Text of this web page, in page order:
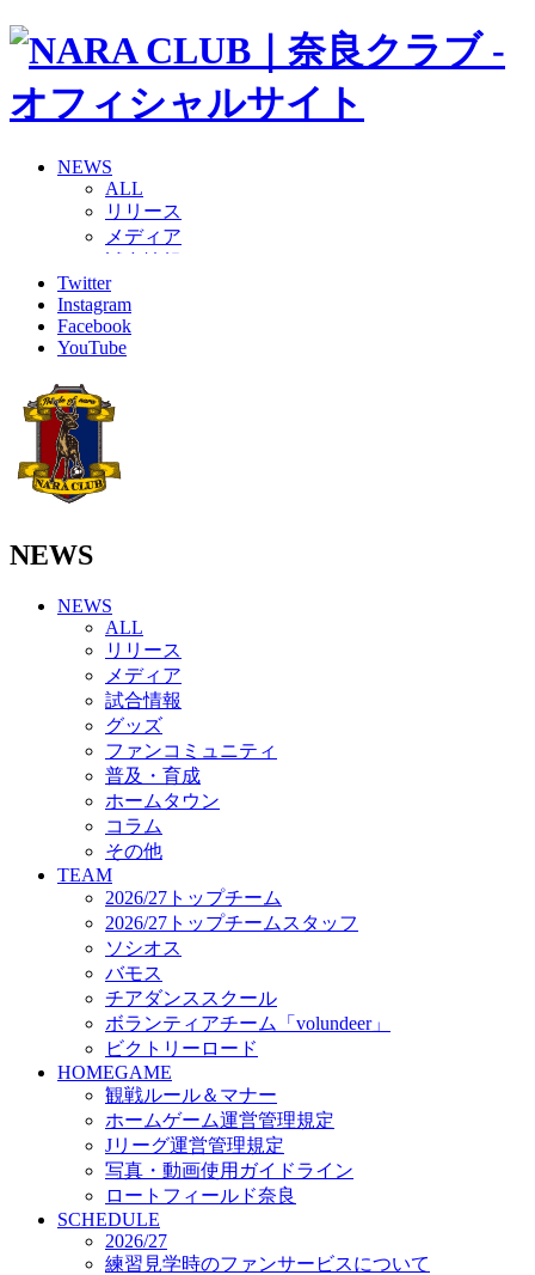
NEWS
ALL
リリース
メディア
グッズ
ファンコミュニティ
普及・育成
ホームタウン
その他
TEAM
2026/27トップチーム
2026/27トップチームスタッフ
ビクトリーロード
HOMEGAME
観戦ルール＆マナー
ホームゲーム運営管理規定
Jリーグ運営管理規定
写真・動画使用ガイドライン
ロートフィールド奈良
SCHEDULE
2026/27
練習見学時のファンサービスについて
TICKET
奈良クラブ明治安田J3リーグ2026/27シーズン試
合観戦チケット
奈良クラブ明治安田Ｊ3リーグ 2026/27シーズン
「鹿パス」
観戦ルール＆マナー
FANCOMMUNITY
2026/27ファンコミュニティ
サポートショップ
GOODS
オフィシャルストア（実店舗）
オンラインストア
ACADEMY
アカデミーについて
プロジェクト
コーチ&スタッフ
ジュニア
ジュニアユース
Twitter
Instagram
Facebook
YouTube
NEWS
NEWS
ALL
リリース
メディア
試合情報
グッズ
ファンコミュニティ
普及・育成
ホームタウン
コラム
その他
TEAM
2026/27トップチーム
2026/27トップチームスタッフ
ソシオス
バモス
チアダンススクール
ボランティアチーム「volundeer」
ビクトリーロード
HOMEGAME
観戦ルール＆マナー
ホームゲーム運営管理規定
Jリーグ運営管理規定
写真・動画使用ガイドライン
ロートフィールド奈良
SCHEDULE
2026/27
練習見学時のファンサービスについて